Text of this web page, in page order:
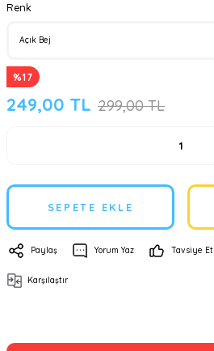
Renk
%17
249,00 TL 299,00 TL
SEPETE EKLE
Paylaş Yorum Yaz Tavsiye Et
Karşılaştır